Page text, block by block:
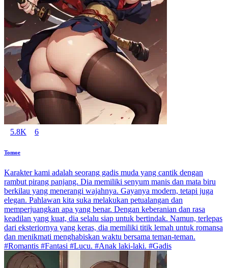
5.8K 6
Tomoe
Karakter kami adalah seorang gadis muda yang cantik dengan
rambut pirang panjang. Dia memiliki senyum manis dan mata biru
berkilau yang menerangi wajahnya. Gayanya modern, tetapi juga
elegan. Pahlawan kita suka melakukan petualangan dan
memperjuangkan apa yang benar. Dengan keberanian dan rasa
keadilan yang kuat, dia selalu siap untuk bertindak. Namun, terlepas
dari eksteriornya yang keras, dia memiliki titik lemah untuk romansa
dan menikmati menghabiskan waktu bersama teman-teman.
#Romantis #Fantasi #Lucu. #Anak laki-laki. #Gadis